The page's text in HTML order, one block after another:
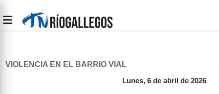
VIOLENCIA EN EL BARRIO VIAL
Lunes, 6 de abril de 2026